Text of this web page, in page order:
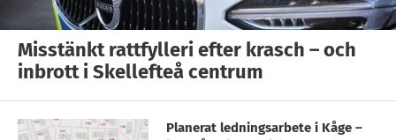
Misstänkt rattfylleri efter krasch – och
inbrott i Skellefteå centrum
Planerat ledningsarbete i Kåge –